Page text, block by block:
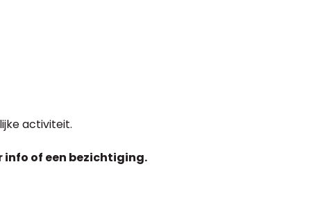
activiteit.
info of een bezichtiging.